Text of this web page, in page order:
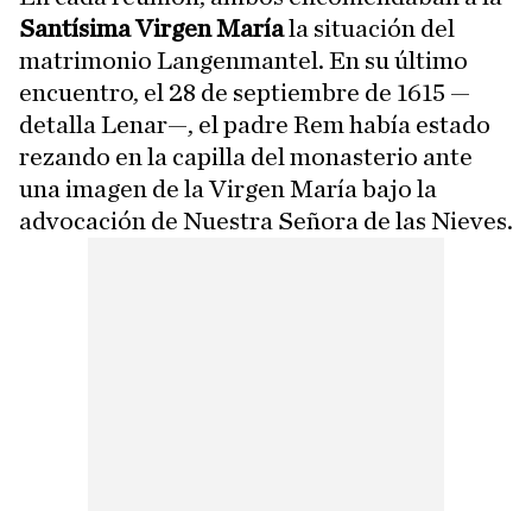
Santísima Virgen Maríala situación del
matrimonio Langenmantel. En su último
encuentro, el 28 de septiembre de 1615 —
detalla Lenar—, el padre Rem había estado
rezando en la capilla del monasterio ante
una imagen de la Virgen María bajo la
advocación de Nuestra Señora de las Nieves.